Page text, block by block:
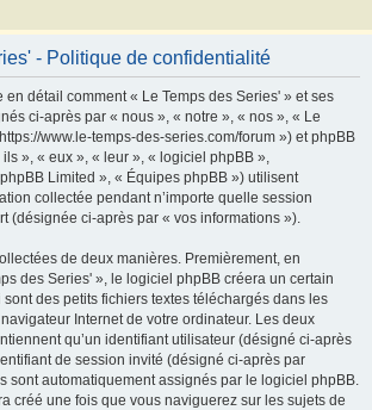
- Politique de confidentialité
détail comment « Le Temps des Series' » et ses
ci-après par « nous », « notre », « nos », « Le
www.le-temps-des-series.com/forum ») et phpBB
», « eux », « leur », « logiciel phpBB »,
Limited », « Équipes phpBB ») utilisent
collectée pendant n’importe quelle session
(désignée ci-après par « vos informations »).
de deux manières. Premièrement, en
des Series' », le logiciel phpBB créera un certain
des petits fichiers textes téléchargés dans les
Internet de votre ordinateur. Les deux
qu’un identifiant utilisateur (désigné ci-après
de session invité (désigné ci-après par
sont automatiquement assignés par le logiciel phpBB.
créé une fois que vous naviguerez sur les sujets de